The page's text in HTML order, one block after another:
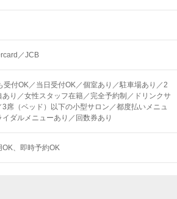
／JCB
受付OK／当日受付OK／個室あり／駐車場あり／2
あり／女性スタッフ在籍／完全予約制／ドリンクサ
3席（ベッド）以下の小型サロン／都度払いメニュ
イダルメニューあり／回数券あり
OK 即時予約OK